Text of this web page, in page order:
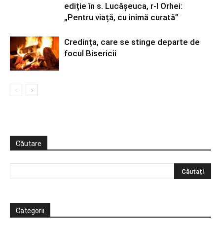
ediție în s. Lucășeuca, r-l Orhei:
„Pentru viață, cu inimă curată”
Credința, care se stinge departe de
focul Bisericii
Căutare
Categorii